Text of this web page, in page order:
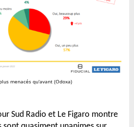
menacés qu'avant (Odoxa)
Sud Radio et Le Figaro montre